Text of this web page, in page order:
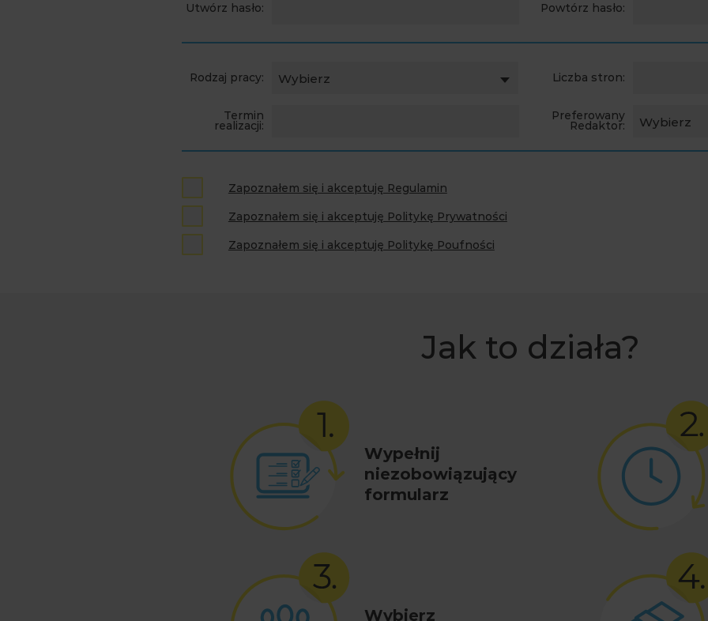
Utwórz hasło: Powtórz hasło:
Rodzaj pracy: Wybierz Liczba stron:
Termin
realizacji:
Preferowany
Redaktor:
Wybierz
Zapoznałem się i akceptuję Regulamin
Zapoznałem się i akceptuję Politykę Prywatności
Zapoznałem się i akceptuję Politykę Poufności
Jak to działa?
Wypełnij
niezobowiązujący
formularz
Wybierz